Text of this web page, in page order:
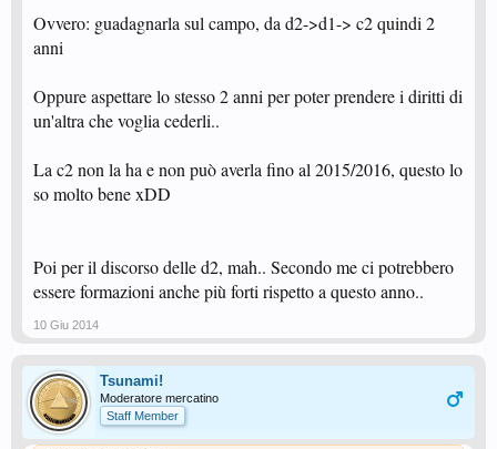
Ovvero: guadagnarla sul campo, da d2->d1-> c2 quindi 2
anni
Oppure aspettare lo stesso 2 anni per poter prendere i diritti di
un'altra che voglia cederli..
La c2 non la ha e non può averla fino al 2015/2016, questo lo
so molto bene xDD
Poi per il discorso delle d2, mah.. Secondo me ci potrebbero
essere formazioni anche più forti rispetto a questo anno..
10 Giu 2014
Tsunami!
Moderatore mercatino
Staff Member